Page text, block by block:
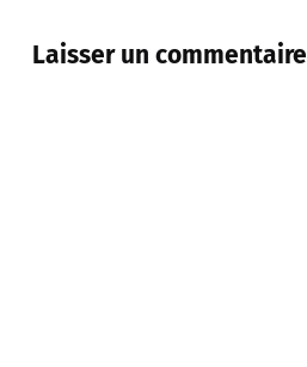
Laisser un commentaire